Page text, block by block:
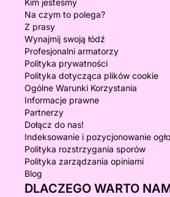
Kim jesteśmy
Na czym to polega?
Z prasy
Wynajmij swoją łódź
Profesjonalni armatorzy
Polityka prywatności
Polityka dotycząca plików cookie
Ogólne Warunki Korzystania
Informacje prawne
Partnerzy
Dołącz do nas!
Indeksowanie i pozycjonowanie
Polityka rozstrzygania sporów
Polityka zarządzania opiniami
Blog
DLACZEGO WARTO